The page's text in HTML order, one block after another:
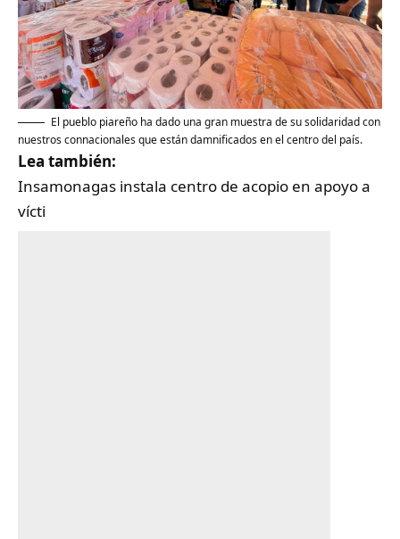
El pueblo piareño ha dado una gran muestra de su solidaridad con
nuestros connacionales que están damnificados en el centro del país.
Lea también:
‎Insamonagas instala centro de acopio en apoyo a
vícti